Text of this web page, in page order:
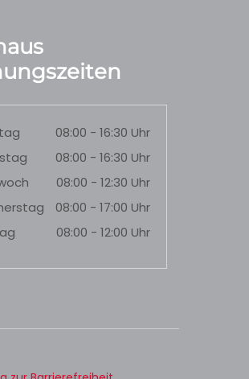
08:00 - 16:30 Uhr
08:00 - 16:30 Uhr
08:00 - 12:30 Uhr
08:00 - 17:00 Uhr
08:00 - 12:00 Uhr